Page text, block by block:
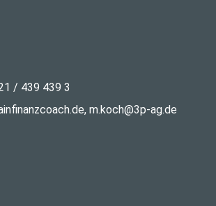
/ 439 439 3
m.koch@3p-ag.de